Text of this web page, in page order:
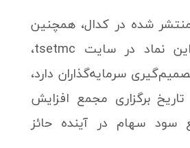
شده در کدال، همچنین
روند معاملاتی این نماد در سایت tsetmc،
سرمایه‌گذاران دارد،
برگزاری مجمع افزایش
سود سهام در آینده حائز